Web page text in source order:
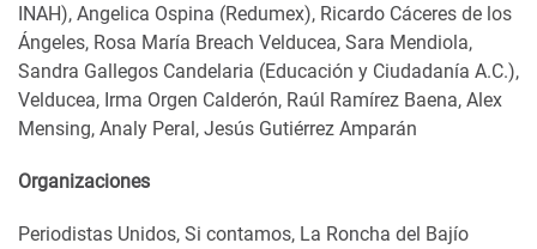
INAH), Angelica Ospina (Redumex), Ricardo Cáceres de los
Ángeles, Rosa María Breach Velducea, Sara Mendiola,
Sandra Gallegos Candelaria (Educación y Ciudadanía A.C.),
Velducea, Irma Orgen Calderón, Raúl Ramírez Baena, Alex
Mensing, Analy Peral, Jesús Gutiérrez Amparán
Organizaciones
Periodistas Unidos, Si contamos, La Roncha del Bajío